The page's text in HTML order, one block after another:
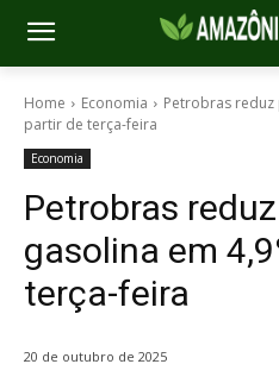
Home Economia
Petrobras reduz
partir de terça-feira
Economia
Petrobras
gasolina em
terça-feira
20 de outubro de 2025